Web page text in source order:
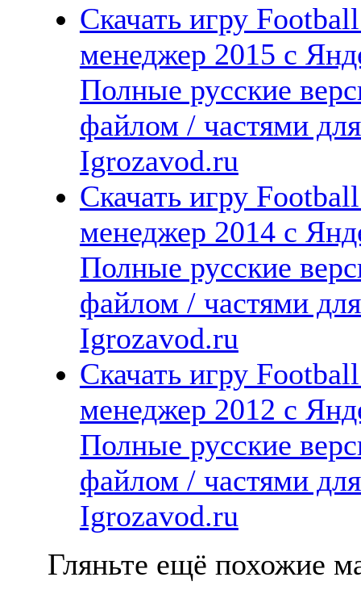
Скачать игру
менеджер 2015 с
Полные русские
файлом / частями
Igrozavod.ru
Скачать игру
менеджер 2014 с
Полные русские
файлом / частями
Igrozavod.ru
Скачать игру
менеджер 2012 с
Полные русские
файлом / частями
Igrozavod.ru
Гляньте ещё похожие